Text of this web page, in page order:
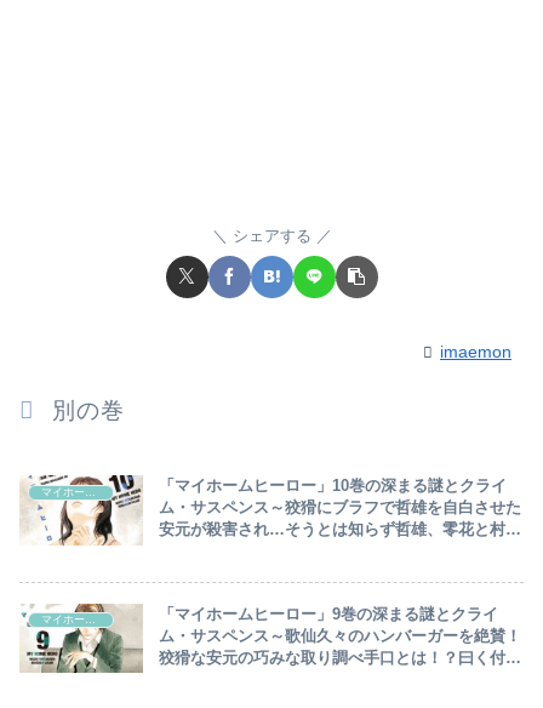
シェアする
imaemon
別の巻
マイホームヒーロー
「マイホームヒーロー」10巻の深まる謎とクライ
ム・サスペンス～狡猾にブラフで哲雄を自白させた
安元が殺害され…そうとは知らず哲雄、零花と村へ
マイホームヒーロー
「マイホームヒーロー」9巻の深まる謎とクライ
ム・サスペンス～歌仙久々のハンバーガーを絶賛！
狡猾な安元の巧みな取り調べ手口とは！？曰く付き